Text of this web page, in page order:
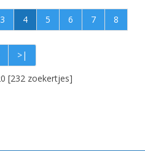
3 4 5 6 7 8
>|
[232 zoekertjes]